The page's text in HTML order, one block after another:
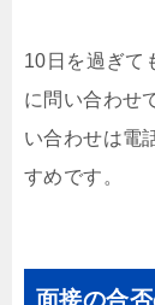
10日を過ぎて
に問い合わせ
い合わせは電
すめです。